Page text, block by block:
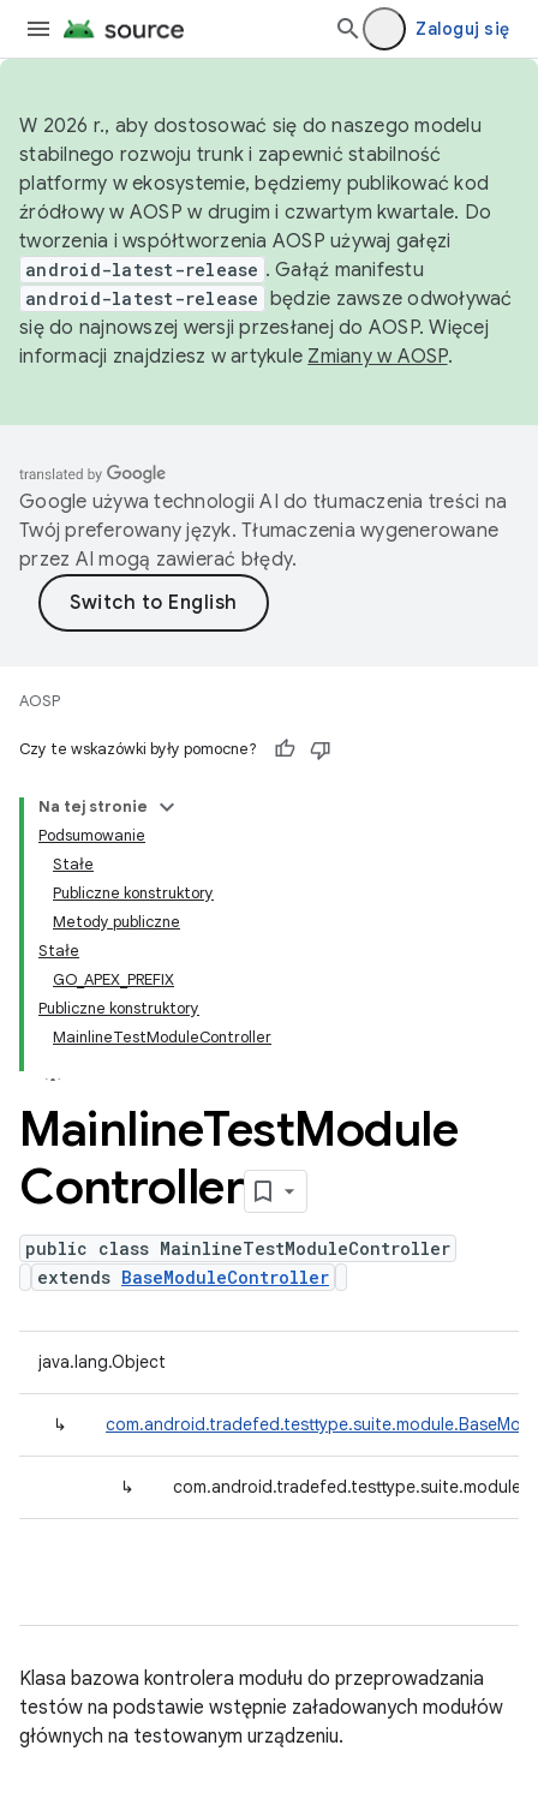
Zaloguj się
W 2026 r., aby dostosować się do naszego modelu
stabilnego rozwoju trunk i zapewnić stabilność
platformy w ekosystemie, będziemy publikować kod
źródłowy w AOSP w drugim i czwartym kwartale. Do
tworzenia i współtworzenia AOSP używaj gałęzi
android-latest-release . Gałąź manifestu
android-latest-release będzie zawsze odwoływać
się do najnowszej wersji przesłanej do AOSP. Więcej
informacji znajdziesz w artykule Zmiany w AOSP.
Google używa technologii AI do tłumaczenia treści na
Twój preferowany język. Tłumaczenia wygenerowane
przez AI mogą zawierać błędy.
AOSP
Czy te wskazówki były pomocne?
Na tej stronie
Podsumowanie
Stałe
Publiczne konstruktory
Metody publiczne
Stałe
GO_APEX_PREFIX
Publiczne konstruktory
MainlineTestModuleController
MainlineTestModule
Controller
public class MainlineTestModuleController
extends BaseModuleController
java.lang.Object
↳
↳
Klasa bazowa kontrolera modułu do przeprowadzania
testów na podstawie wstępnie załadowanych modułów
głównych na testowanym urządzeniu.